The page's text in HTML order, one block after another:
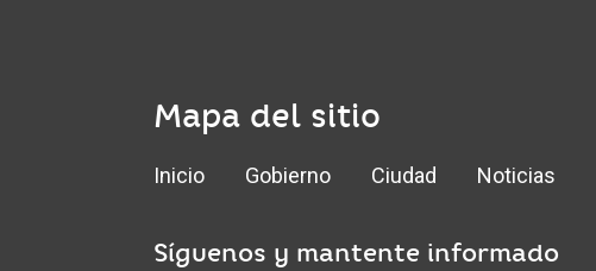
Mapa del sitio
Inicio Gobierno Ciudad Noticias
Síguenos y mantente informado